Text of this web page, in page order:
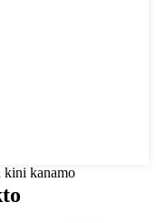
kini kanamo